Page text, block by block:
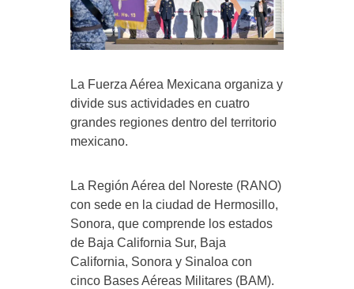
La Fuerza Aérea Mexicana organiza y
divide sus actividades en cuatro
grandes regiones dentro del territorio
mexicano.
La Región Aérea del Noreste (RANO)
con sede en la ciudad de Hermosillo,
Sonora, que comprende los estados
de Baja California Sur, Baja
California, Sonora y Sinaloa con
cinco Bases Aéreas Militares (BAM).